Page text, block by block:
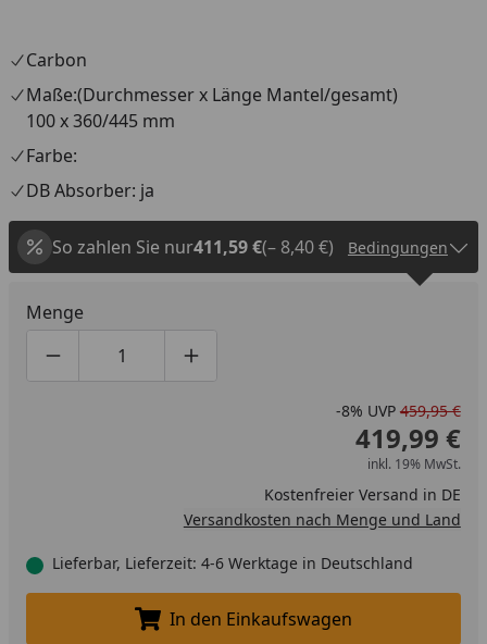
Carbon
Maße:(Durchmesser x Länge Mantel/gesamt)
100 x 360/445 mm
Farbe:
DB Absorber: ja
So zahlen Sie nur411,59 €(– 8,40 €) Bedingungen
Menge
Produktmenge um eins verringern
Produktmenge manuell eingeben
Produktmenge um eins erhöhen
-8% UVP 459,95 €
419,99 €
inkl. 19% MwSt.
Kostenfreier Versand in DE
Versandkosten nach Menge und Land
Lieferbar, Lieferzeit: 4-6 Werktage in Deutschland
In den Einkaufswagen legen
In den Einkaufswagen